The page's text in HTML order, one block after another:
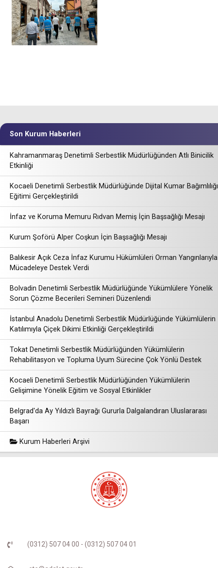
Son Kurum Haberleri
Kahramanmaraş Denetimli Serbestlik Müdürlüğünden Atlı Binicilik
Etkinliği
Kocaeli Denetimli Serbestlik Müdürlüğünde Dijital Kumar Bağımlılığı
Eğitimi Gerçekleştirildi
İnfaz ve Koruma Memuru Rıdvan Memiş İçin Başsağlığı Mesajı
Kurum Şoförü Alper Coşkun İçin Başsağlığı Mesajı
Balıkesir Açık Ceza İnfaz Kurumu Hükümlüleri Orman Yangınlarıyla
Mücadeleye Destek Verdi
Bolvadin Denetimli Serbestlik Müdürlüğünde Yükümlülere Yönelik
Sorun Çözme Becerileri Semineri Düzenlendi
İstanbul Anadolu Denetimli Serbestlik Müdürlüğünde Yükümlülerin
Katılımıyla Çiçek Dikimi Etkinliği Gerçekleştirildi
Tokat Denetimli Serbestlik Müdürlüğünden Yükümlülerin
Rehabilitasyon ve Topluma Uyum Sürecine Çok Yönlü Destek
Kocaeli Denetimli Serbestlik Müdürlüğünden Yükümlülerin
Gelişimine Yönelik Eğitim ve Sosyal Etkinlikler
Belgrad'da Ay Yıldızlı Bayrağı Gururla Dalgalandıran Uluslararası
Başarı
Kurum Haberleri Arşivi
(0312) 507 04 00 - (0312) 507 04 01